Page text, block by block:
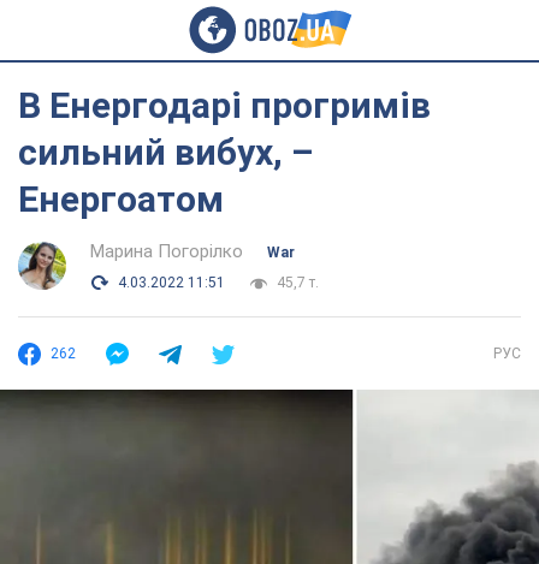
В Енергодарі прогримів
сильний вибух, –
Енергоатом
Марина Погорілко
War
4.03.2022 11:51
45,7 т.
262 РУС